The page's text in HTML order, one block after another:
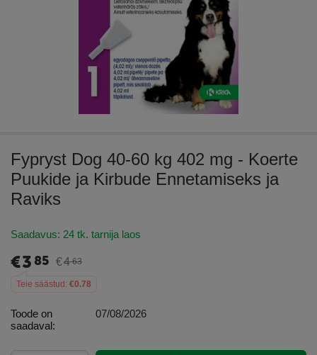
Fypryst Dog 40-60 kg 402 mg - Koerte
Puukide ja Kirbude Ennetamiseks ja
Raviks
Saadavus: 24 tk. tarnija laos
€3 85 €4 63
Teie säästud: €0.78
Toode on
saadaval:
07/08/2026